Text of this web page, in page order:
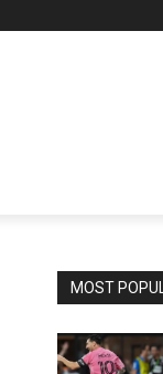
MOST